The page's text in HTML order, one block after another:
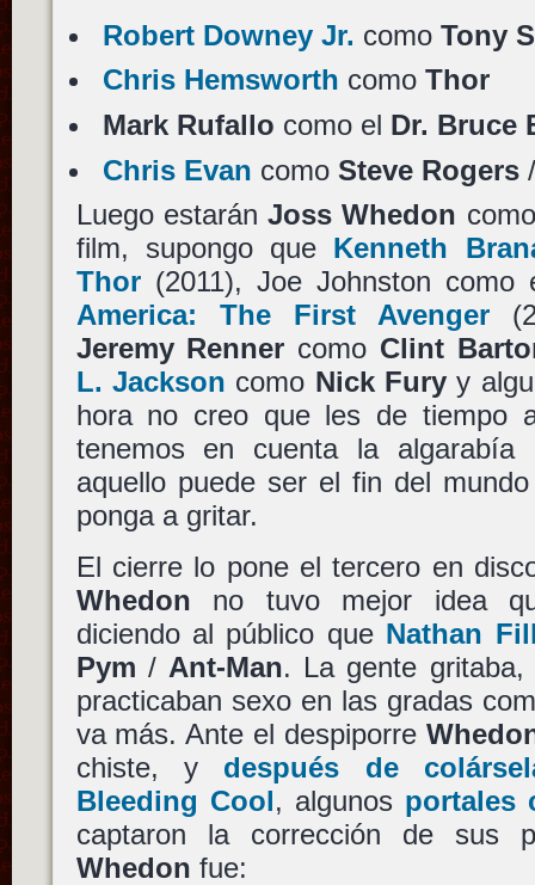
Robert Downey Jr. comoTony
Chris Hemsworth comoThor
Mark Rufallo como el Dr. Bruce
Chris Evan comoSteve Rogers
Luego estaránJoss Whedon
film, supongo que Kenneth
Thor(2011), Joe Johnston como
America: The First Avenger
Jeremy Renner como Clint
L. Jackson como Nick Fury y
hora no creo que les de tiempo
tenemos en cuenta la
aquello puede ser el fin del
ponga a gritar.
El cierre lo pone el tercero en
Whedon no tuvo mejor idea
diciendo al público que Nathan
Pym / Ant-Man. La gente
practicaban sexo en las gradas
va más. Ante el despiporre
chiste, y después de
Bleeding Cool, algunos portales
captaron la corrección de sus
Whedon fue: